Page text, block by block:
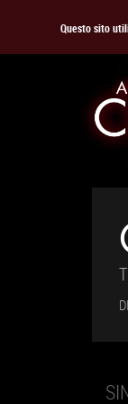
Questo sito